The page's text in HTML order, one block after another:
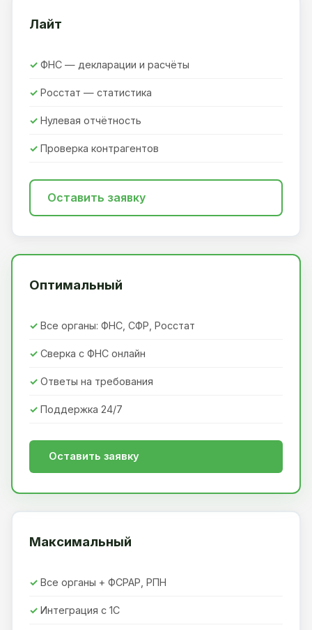
Лайт
ФНС — декларации и расчёты
Росстат — статистика
Нулевая отчётность
Проверка контрагентов
Оставить заявку
Оптимальный
Все органы: ФНС, СФР, Росстат
Сверка с ФНС онлайн
Ответы на требования
Поддержка 24/7
Оставить заявку
Максимальный
Все органы + ФСРАР, РПН
Интеграция с 1С